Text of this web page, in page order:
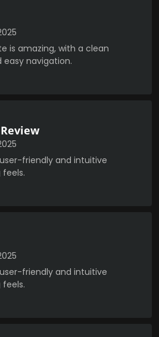
is amazing, with a clean
easy navigation.
friendly and intuitive
friendly and intuitive